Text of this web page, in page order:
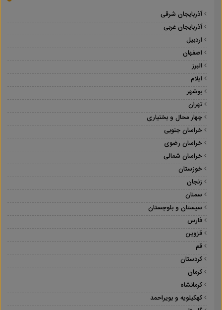
آذربایجان شرقی
آذربایجان غربی
اردبیل
اصفهان
البرز
ایلام
بوشهر
تهران
چهار محال و بختیاری
خراسان جنوبی
خراسان رضوی
خراسان شمالی
خوزستان
زنجان
سمنان
سیستان و بلوچستان
فارس
قزوین
قم
کردستان
کرمان
کرمانشاه
کهکیلویه و بویراحمد